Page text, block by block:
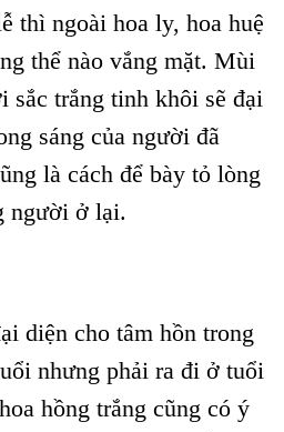
thì ngoài hoa ly, hoa huệ
thể nào vắng mặt. Mùi
sắc trắng tinh khôi sẽ đại
sáng của người đã
là cách để bày tỏ lòng
người ở lại.
diện cho tâm hồn trong
nhưng phải ra đi ở tuổi
hồng trắng cũng có ý